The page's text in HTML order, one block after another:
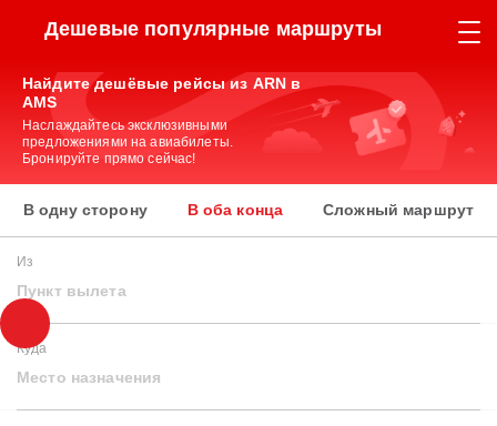
Дешевые популярные маршруты
Найдите дешёвые рейсы из ARN в
AMS
Наслаждайтесь эксклюзивными
предложениями на авиабилеты.
Бронируйте прямо сейчас!
В одну сторону В оба конца Сложный маршрут
Из
Пункт вылета
Куда
Место назначения